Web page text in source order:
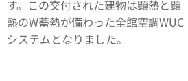
す。この交付された建物は顕熱と顕
熱のW蓄熱が備わった全館空調WUC
システムとなりました。